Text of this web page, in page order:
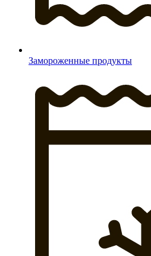
Замороженные продукты